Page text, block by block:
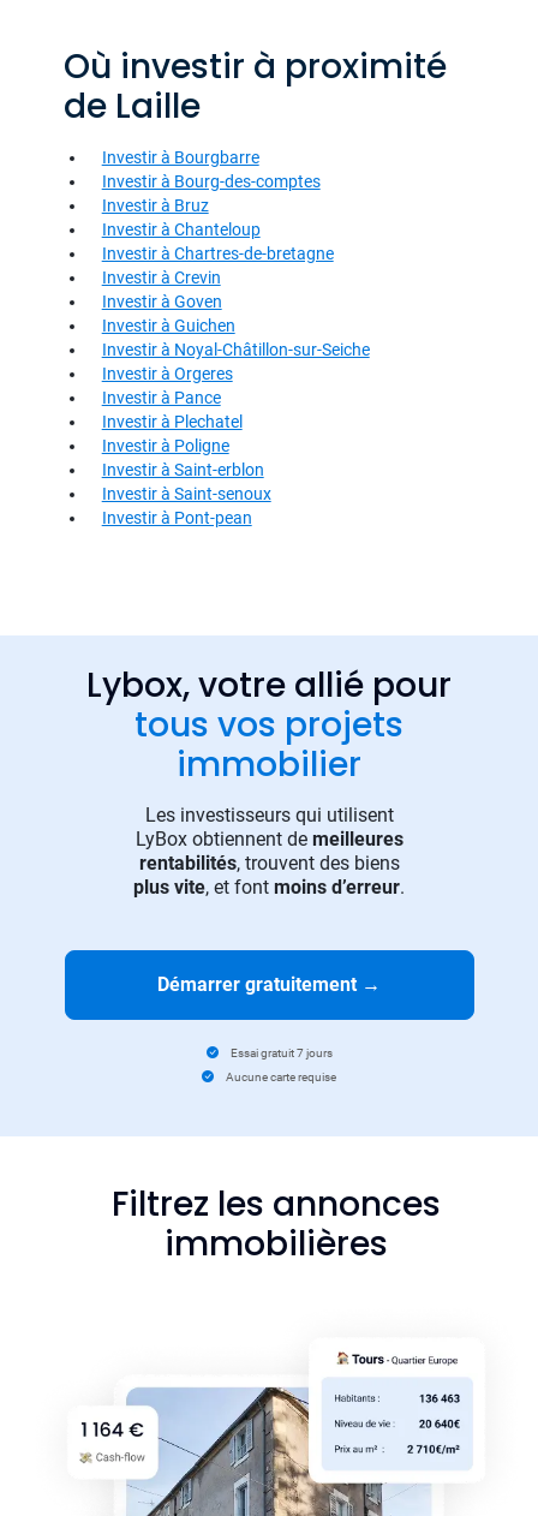
Où investir à proximité
de Laille
Investir à Bourgbarre
Investir à Bourg-des-comptes
Investir à Bruz
Investir à Chanteloup
Investir à Chartres-de-bretagne
Investir à Crevin
Investir à Goven
Investir à Guichen
Investir à Noyal-Châtillon-sur-Seiche
Investir à Orgeres
Investir à Pance
Investir à Plechatel
Investir à Poligne
Investir à Saint-erblon
Investir à Saint-senoux
Investir à Pont-pean
Lybox, votre allié pour
tous vos projets
immobilier
Les investisseurs qui utilisent
LyBox obtiennent de meilleures
rentabilités, trouvent des biens
plus vite, et font moins d’erreur.
Démarrer gratuitement →
Essai gratuit 7 jours
Aucune carte requise
Filtrez les annonces
immobilières